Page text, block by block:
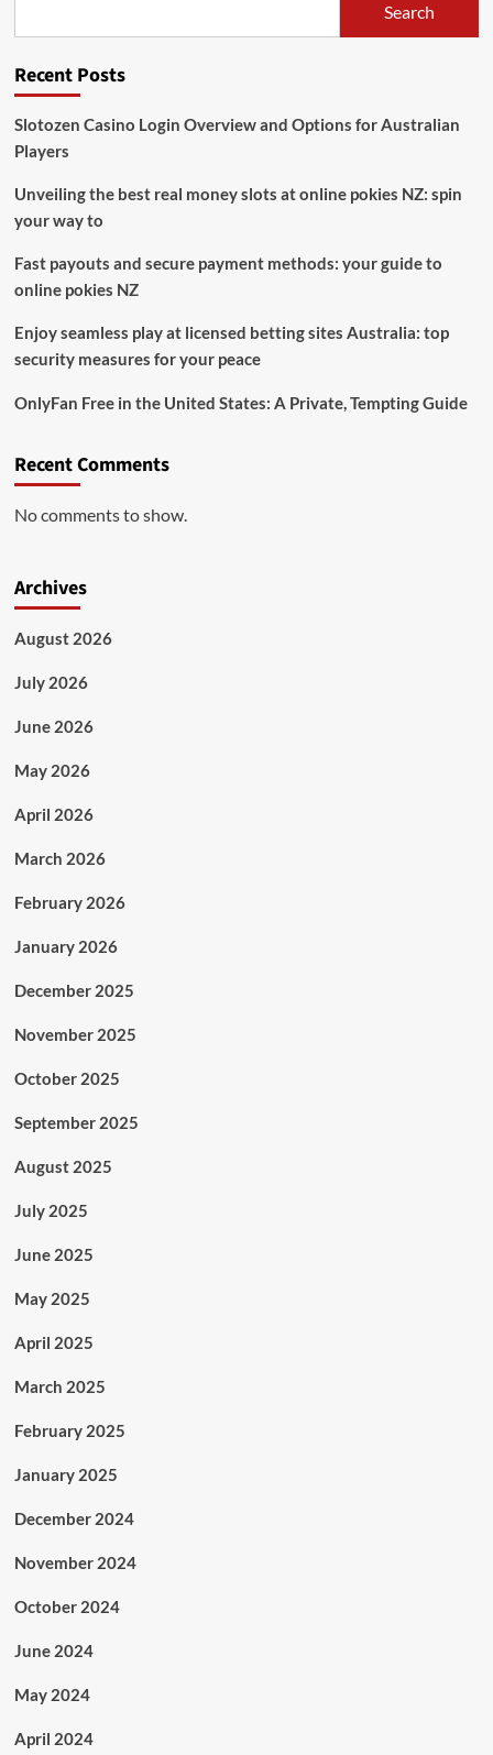
Search
Recent Posts
Slotozen Casino Login Overview and Options for Australian
Players
Unveiling the best real money slots at online pokies NZ: spin
your way to
Fast payouts and secure payment methods: your guide to
online pokies NZ
Enjoy seamless play at licensed betting sites Australia: top
security measures for your peace
OnlyFan Free in the United States: A Private, Tempting Guide
Recent Comments
No comments to show.
Archives
August 2026
July 2026
June 2026
May 2026
April 2026
March 2026
February 2026
January 2026
December 2025
November 2025
October 2025
September 2025
August 2025
July 2025
June 2025
May 2025
April 2025
March 2025
February 2025
January 2025
December 2024
November 2024
October 2024
June 2024
May 2024
April 2024